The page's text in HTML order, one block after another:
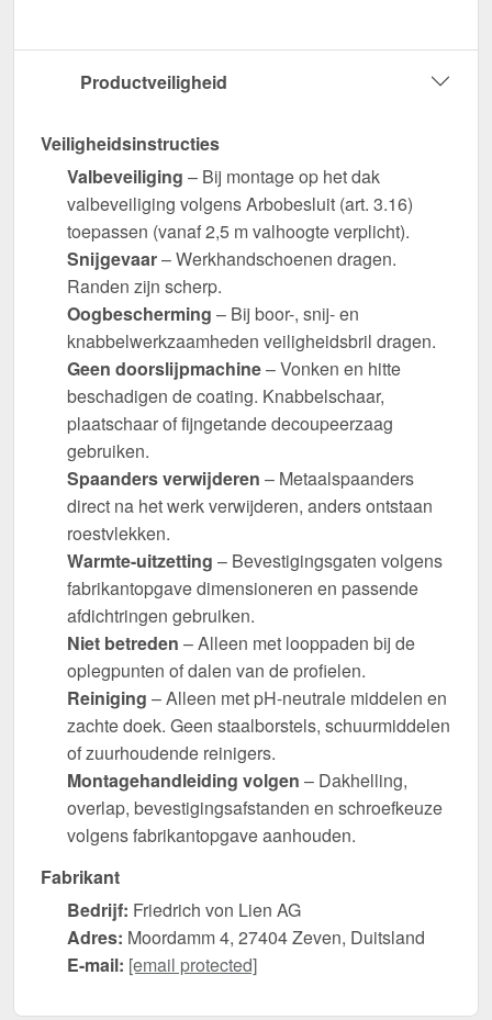
Productveiligheid
Veiligheidsinstructies
Valbeveiliging – Bij montage op het dak
valbeveiliging volgens Arbobesluit (art. 3.16)
toepassen (vanaf 2,5 m valhoogte verplicht).
Snijgevaar– Werkhandschoenen dragen.
Randen zijn scherp.
Oogbescherming – Bij boor-, snij- en
knabbelwerkzaamheden veiligheidsbril dragen.
Geen doorslijpmachine– Vonken en hitte
beschadigen de coating. Knabbelschaar,
plaatschaar of fijngetande decoupeerzaag
gebruiken.
Spaanders verwijderen – Metaalspaanders
direct na het werk verwijderen, anders ontstaan
roestvlekken.
Warmte-uitzetting – Bevestigingsgaten volgens
fabrikantopgave dimensioneren en passende
afdichtringen gebruiken.
Niet betreden – Alleen met looppaden bij de
oplegpunten of dalen van de profielen.
Reiniging – Alleen met pH-neutrale middelen en
zachte doek. Geen staalborstels, schuurmiddelen
of zuurhoudende reinigers.
Montagehandleiding volgen – Dakhelling,
overlap, bevestigingsafstanden en schroefkeuze
volgens fabrikantopgave aanhouden.
Fabrikant
Bedrijf: Friedrich von Lien AG
Adres: Moordamm 4, 27404 Zeven, Duitsland
E-mail: [email protected]